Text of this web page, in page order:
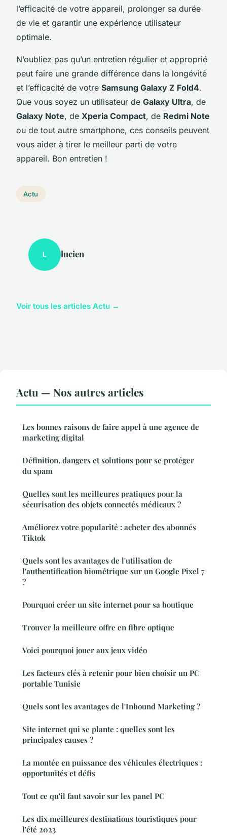
l’efficacité de votre appareil, prolonger sa durée
de vie et garantir une expérience utilisateur
optimale.
N’oubliez pas qu’un entretien régulier et approprié
peut faire une grande différence dans la longévité
et l’efficacité de votre Samsung Galaxy Z Fold4.
Que vous soyez un utilisateur de Galaxy Ultra, de
Galaxy Note, de Xperia Compact, de Redmi Note
ou de tout autre smartphone, ces conseils peuvent
vous aider à tirer le meilleur parti de votre
appareil. Bon entretien !
Actu
L lucien
Voir tous les articles Actu →
Actu — Nos autres articles
Les bonnes raisons de faire appel à une agence de
marketing digital
Définition, dangers et solutions pour se protéger
du spam
Quelles sont les meilleures pratiques pour la
sécurisation des objets connectés médicaux ?
Améliorez votre popularité : acheter des abonnés
Tiktok
Quels sont les avantages de l'utilisation de
l'authentification biométrique sur un Google Pixel 7
?
Pourquoi créer un site internet pour sa boutique
Trouver la meilleure offre en fibre optique
Voici pourquoi jouer aux jeux vidéo
Les facteurs clés à retenir pour bien choisir un PC
portable Tunisie
Quels sont les avantages de l'Inbound Marketing ?
Site internet qui se plante : quelles sont les
principales causes ?
La montée en puissance des véhicules électriques :
opportunités et défis
Tout ce qu'il faut savoir sur les panel PC
Les dix meilleures destinations touristiques pour
l'été 2023